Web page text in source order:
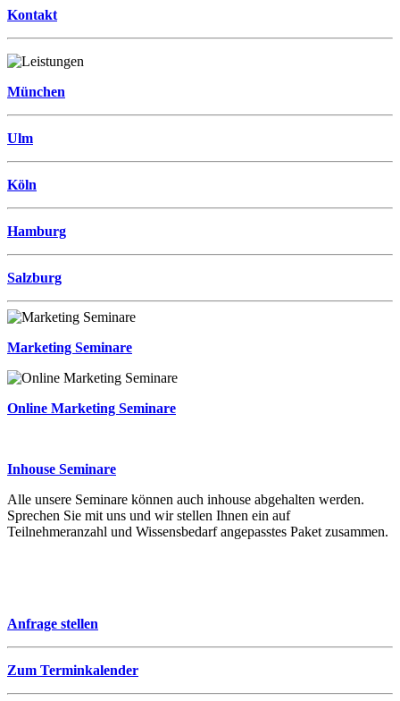
Kontakt
München
Ulm
Köln
Hamburg
Salzburg
Marketing Seminare
Online Marketing Seminare
Inhouse Seminare
Alle unsere Seminare können auch inhouse abgehalten werden.
Sprechen Sie mit uns und wir stellen Ihnen ein auf
Teilnehmeranzahl und Wissensbedarf angepasstes Paket zusammen.
Anfrage stellen
Zum Terminkalender